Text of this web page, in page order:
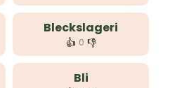
Bleckslageri
👍 0 👎
Bli